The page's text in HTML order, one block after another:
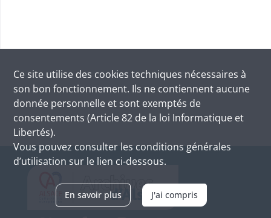
Ce site utilise des cookies techniques nécessaires à
son bon fonctionnement. Ils ne contiennent aucune
donnée personnelle et sont exemptés de
consentements (Article 82 de la loi Informatique et
Libertés).
Vous pouvez consulter les conditions générales
d’utilisation sur le lien ci-dessous.
En savoir plus J'ai compris